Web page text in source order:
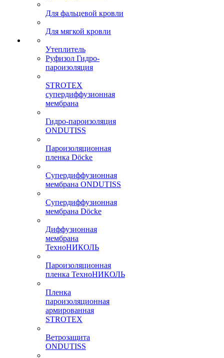
Для фальцевой кровли
Для мягкой кровли
Утеплитель
Руфизол Гидро-
пароизоляция
STROTEX
супердиффузионная
мембрана
Гидро-пароизоляция
ONDUTISS
Пароизоляционная
пленка Döcke
Супердиффузионная
мембрана ONDUTISS
Супердиффузионная
мембрана Döcke
Диффузионная
мембрана
ТехноНИКОЛЬ
Пароизоляционная
пленка ТехноНИКОЛЬ
Пленка
пароизоляционная
армированная
STROTEX
Ветрозащита
ONDUTISS